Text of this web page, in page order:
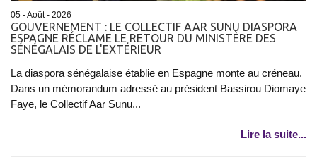
05 - Août - 2026
GOUVERNEMENT : LE COLLECTIF AAR SUNU DIASPORA
ESPAGNE RÉCLAME LE RETOUR DU MINISTÈRE DES
SÉNÉGALAIS DE L'EXTÉRIEUR
La diaspora sénégalaise établie en Espagne monte au créneau.
Dans un mémorandum adressé au président Bassirou Diomaye
Faye, le Collectif Aar Sunu...
Lire la suite...